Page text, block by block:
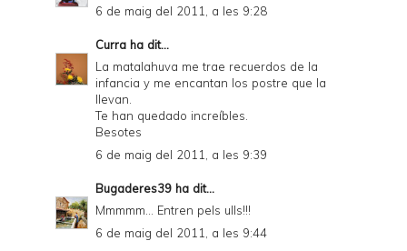
6 de maig del 2011, a les 9:28
Curra ha dit...
La matalahuva me trae recuerdos de la
infancia y me encantan los postre que la
llevan.
Te han quedado increíbles.
Besotes
6 de maig del 2011, a les 9:39
Bugaderes39 ha dit...
Mmmmm... Entren pels ulls!!!
6 de maig del 2011, a les 9:44